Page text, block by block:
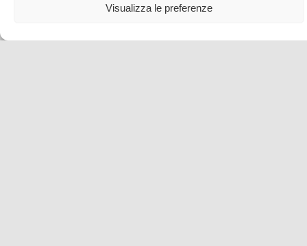
Visualizza le preferenze